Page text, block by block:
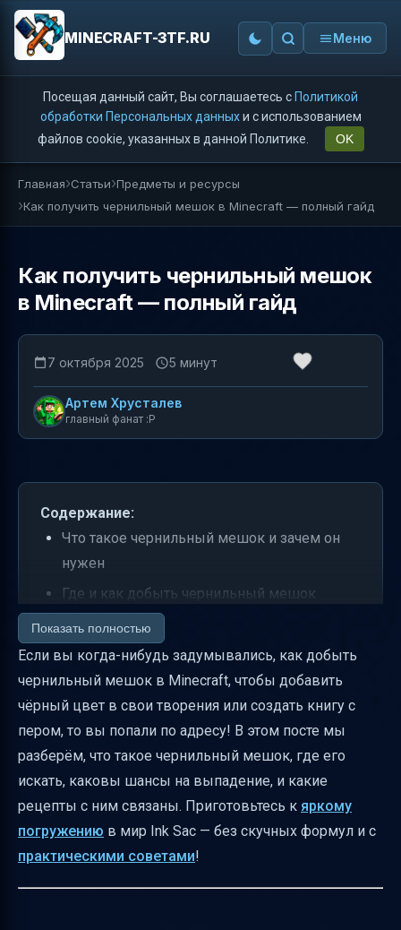
MINECRAFT-3TF.RU Меню
Посещая данный сайт, Вы соглашаетесь с Политикой
обработки Персональных данныхи с использованием
файлов cookie, указанных в данной Политике.
OK
Главная Статьи Предметы и ресурсы
Как получить чернильный мешок в Minecraft — полный гайд
Как получить чернильный мешок
в Minecraft — полный гайд
7 октября 2025 5 минут
Артем Хрусталев
главный фанат :P
Содержание:
Что такое чернильный мешок и зачем он
нужен
Где и как добыть чернильный мешок
Таблица вероятностей и сравнение
способов добычи
Использование чернильного мешка в
крафте
Практические советы по добыче
чернильных мешков
Идентификаторы и команды для
продвинутых игроков
Как сделать книгу с пером — пошаговая
Показать полностью
Если вы когда-нибудь задумывались, как добыть
чернильный мешок в Minecraft, чтобы добавить
чёрный цвет в свои творения или создать книгу с
пером, то вы попали по адресу! В этом посте мы
разберём, что такое чернильный мешок, где его
искать, каковы шансы на выпадение, и какие
рецепты с ним связаны. Приготовьтесь к яркому
погружению в мир Ink Sac — без скучных формул и с
практическими советами!